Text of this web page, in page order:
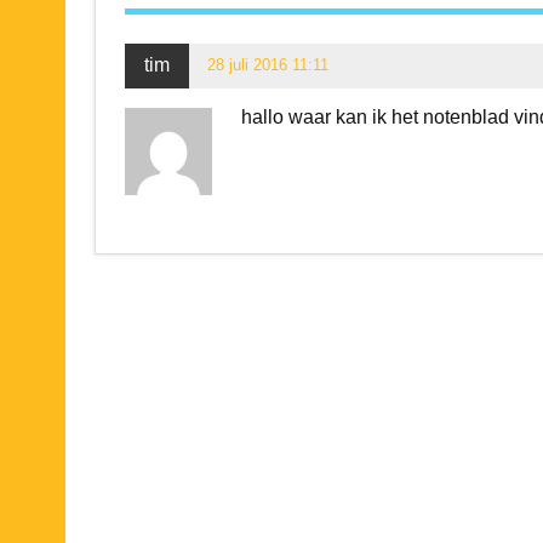
tim 28 juli 2016 11:11
hallo waar kan ik het notenblad